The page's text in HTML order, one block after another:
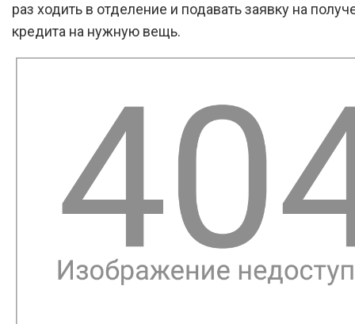
раз ходить в отделение и подавать заявку на
кредита на нужную вещь.